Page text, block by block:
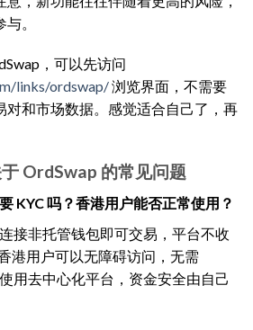
。
，可以先访问
links/ordswap/浏览界面，不需要
对和市场数据。感觉适合自己了，再
OrdSwap 的常见问题
KYC 吗？香港用户能否正常使用？
接非托管钱包即可交易，平台不收
港用户可以无障碍访问，无需
用去中心化平台，资金安全由自己